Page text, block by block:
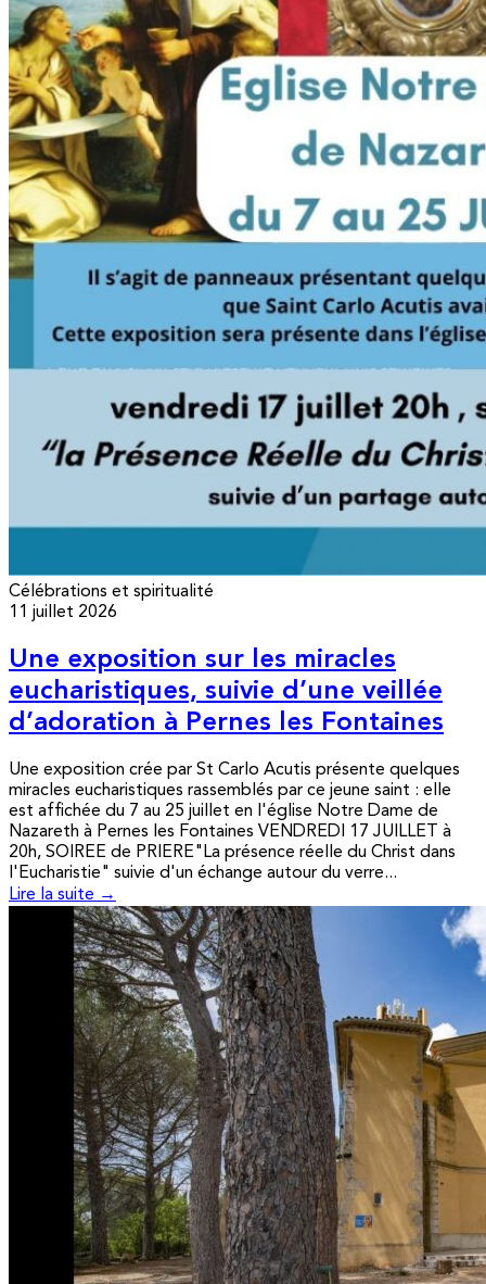
Célébrations et spiritualité
11 juillet 2026
Une exposition sur les miracles
eucharistiques, suivie d’une veillée
d’adoration à Pernes les Fontaines
Une exposition crée par St Carlo Acutis présente quelques
miracles eucharistiques rassemblés par ce jeune saint : elle
est affichée du 7 au 25 juillet en l'église Notre Dame de
Nazareth à Pernes les Fontaines VENDREDI 17 JUILLET à
20h, SOIREE de PRIERE"La présence réelle du Christ dans
l'Eucharistie" suivie d'un échange autour du verre...
Lire la suite →